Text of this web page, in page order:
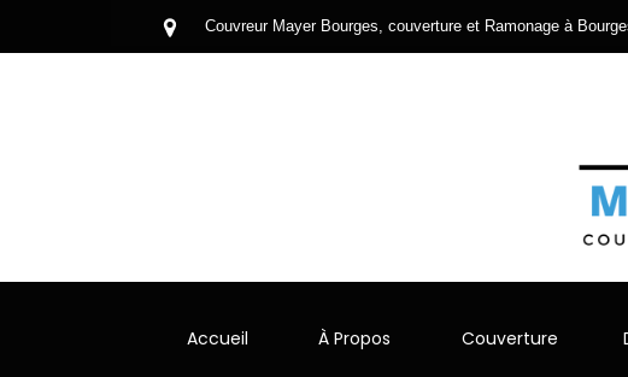
Couvreur Mayer Bourges, couverture et Ramonage à
Accueil À Propos Couverture